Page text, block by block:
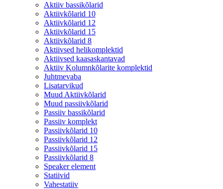
Aktiiv bassikõlarid
Aktiivkõlarid 10
Aktiivkõlarid 12
Aktiivkõlarid 15
Aktiivkõlarid 8
Aktiivsed helikomplektid
Aktiivsed kaasaskantavad
Aktiiv Kolumnkõlarite komplektid
Juhtmevaba
Lisatarvikud
Muud Aktiivkõlarid
Muud passiivkõlarid
Passiiv bassikõlarid
Passiiv komplekt
Passiivkõlarid 10
Passiivkõlarid 12
Passiivkõlarid 15
Passiivkõlarid 8
Speaker element
Statiivid
Vahestatiiv